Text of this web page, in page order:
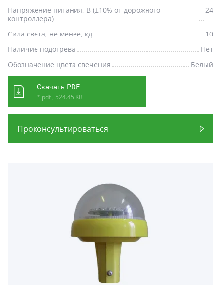
Напряжение питания, В (±10% от дорожного
контроллера)
24
Сила света, не менее, кд
10
Наличие подогрева
Нет
Обозначение цвета свечения
Белый
Скачать PDF
* pdf , 524.45 KB
Проконсультироваться